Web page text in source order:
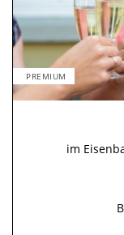
PREMIUM
im